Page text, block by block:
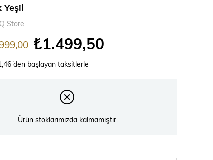
Yeşil
Store
₺1.499,50
`den başlayan taksitlerle
Ürün stoklarımızda kalmamıştır.